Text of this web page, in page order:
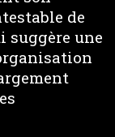
de
suggère une